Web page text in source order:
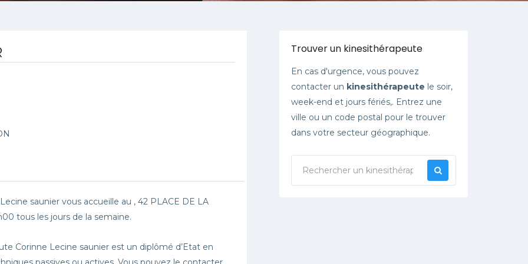
saunier vous accueille au , 42 PLACE DE LA
tous les jours de la semaine.
Corinne Lecine saunier est un diplômé d’Etat en
Trouver un kinesithérapeute
En cas d'urgence, vous pouvez
contacter un kinesithérapeute le soir,
week-end et jours fériés,. Entrez une
ville ou un code postal pour le trouver
dans votre secteur géographique.